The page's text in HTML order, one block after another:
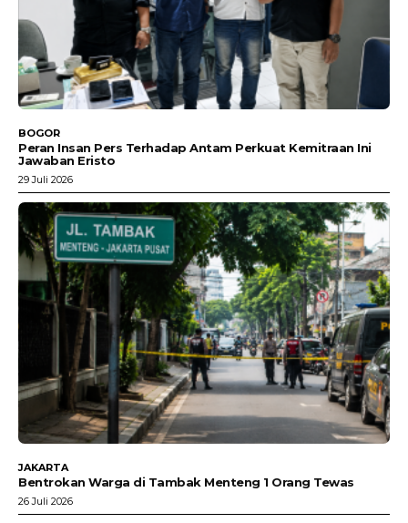
BOGOR
Peran Insan Pers Terhadap Antam Perkuat Kemitraan Ini
Jawaban Eristo
29 Juli 2026
JAKARTA
Bentrokan Warga di Tambak Menteng 1 Orang Tewas
26 Juli 2026